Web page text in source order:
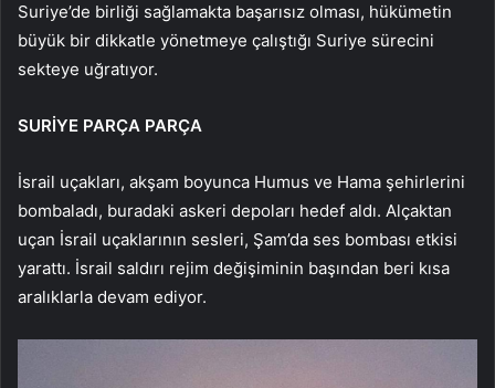
Suriye’de birliği sağlamakta başarısız olması, hükümetin
büyük bir dikkatle yönetmeye çalıştığı Suriye sürecini
sekteye uğratıyor.
SURİYE PARÇA PARÇA
İsrail uçakları, akşam boyunca Humus ve Hama şehirlerini
bombaladı, buradaki askeri depoları hedef aldı. Alçaktan
uçan İsrail uçaklarının sesleri, Şam’da ses bombası etkisi
yarattı. İsrail saldırı rejim değişiminin başından beri kısa
aralıklarla devam ediyor.